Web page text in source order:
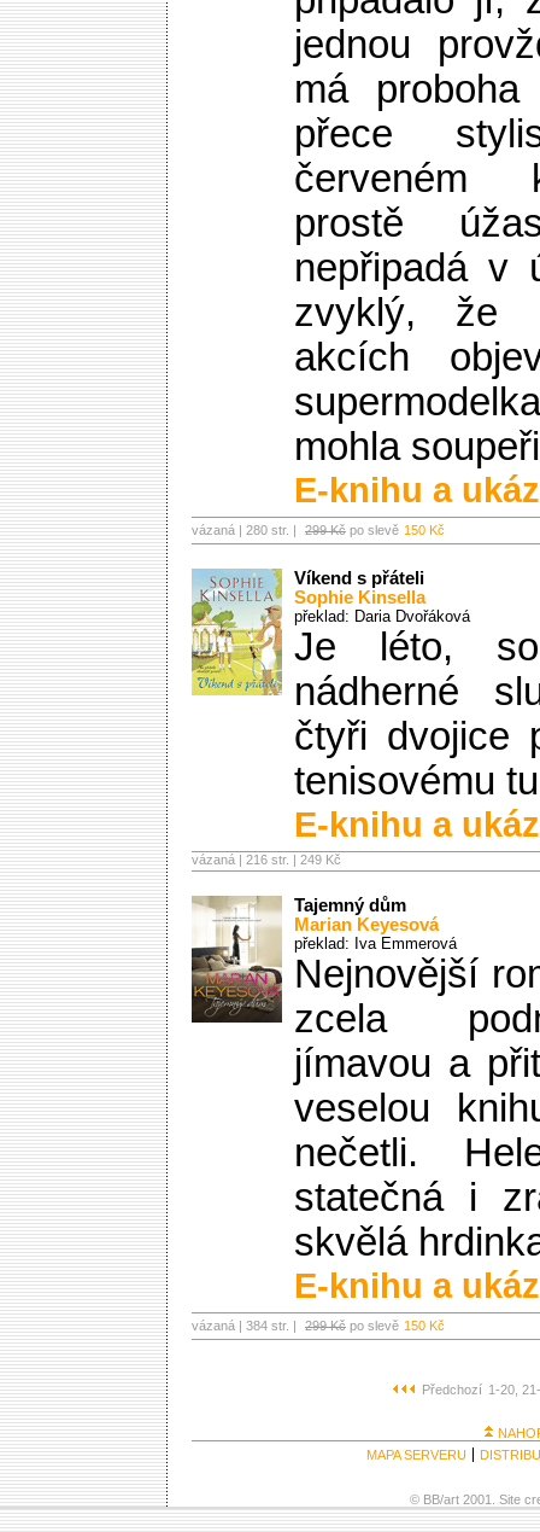
jednou
má
přece
červeném
prostě
nepřipadá v
zvyklý, že
akcích
mohla
E-knihu a
vázaná | 280 str. | 299 Kč po slevě 150 Kč
Víkend s přáteli
Sophie Kinsella
překlad: Daria Dvořáková
Je léto,
nádherné
čtyři dvojice
tenisovému
E-knihu a
vázaná | 216 str. | 249 Kč
Tajemný dům
Marian Keyesová
překlad: Iva Emmerová
Nejnovější
zcela
jímavou a
veselou
nečetli.
statečná i
skvělá
E-knihu a
vázaná | 384 str. | 299 Kč po slevě 150 Kč
Předchozí 1-20,
MAPA SERVERU
© BB/art 2001. Site